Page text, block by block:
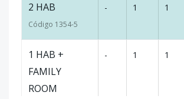
2 HAB
Código 1354-5
- 1 1
1 HAB +
FAMILY
ROOM
- 1 1